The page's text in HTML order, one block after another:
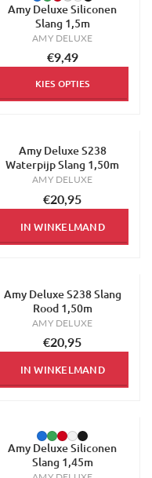
Amy Deluxe Siliconen
Slang 1,5m
AMY DELUXE
€9,49
KIES OPTIES
Amy Deluxe S238
Waterpijp Slang 1,50m
AMY DELUXE
€20,95
IN WINKELMAND
Amy Deluxe S238 Slang
Rood 1,50m
AMY DELUXE
€20,95
IN WINKELMAND
Amy Deluxe Siliconen
Slang 1,45m